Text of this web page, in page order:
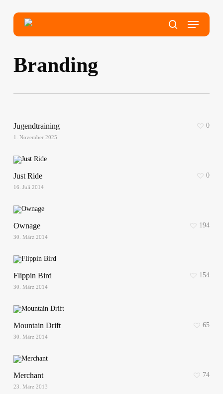
search
Menu
Branding
Jugendtraining
1. November 2025
0
Just Ride
16. Juli 2014
0
Ownage
30. März 2014
194
Flippin Bird
30. März 2014
154
Mountain Drift
30. März 2014
65
Merchant
23. März 2013
74